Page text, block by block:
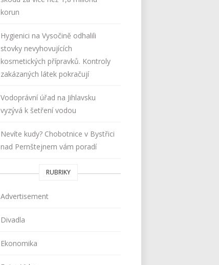
korun
Hygienici na Vysočině odhalili
stovky nevyhovujících
kosmetických přípravků. Kontroly
zakázaných látek pokračují
Vodoprávní úřad na Jihlavsku
vyzývá k šetření vodou
Nevíte kudy? Chobotnice v Bystřici
nad Pernštejnem vám poradí
RUBRIKY
Advertisement
Divadla
Ekonomika